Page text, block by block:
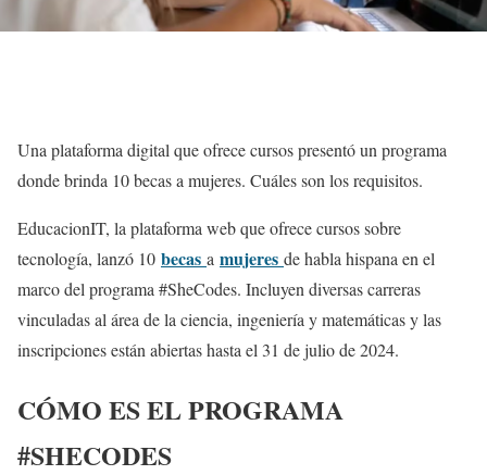
Una plataforma digital que ofrece cursos presentó un programa
donde brinda 10 becas a mujeres. Cuáles son los requisitos.
EducacionIT, la plataforma web que ofrece cursos sobre
tecnología, lanzó 10 becas a mujeres de habla hispana en el
marco del programa #SheCodes. Incluyen diversas carreras
vinculadas al área de la ciencia, ingeniería y matemáticas y las
inscripciones están abiertas hasta el 31 de julio de 2024.
CÓMO ES EL PROGRAMA
#SHECODES